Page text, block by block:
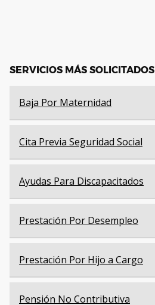
SERVICIOS MÁS SOLICITADOS
Baja Por Maternidad
Cita Previa Seguridad Social
Ayudas Para Discapacitados
Prestación Por Desempleo
Prestación Por Hijo a Cargo
Pensión No Contributiva